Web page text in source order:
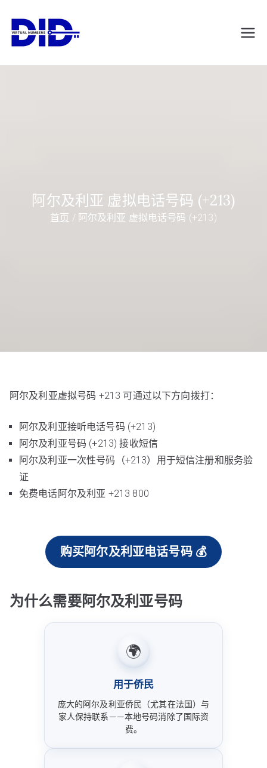
DIDVirtualNumb
阿尔及利亚 虚拟电话号码 (+213)
首页 阿尔及利亚 虚拟电话号码 (+213)
阿尔及利亚虚拟号码 +213 可通过以下方向拨打：
阿尔及利亚接听电话号码 (+213)
阿尔及利亚号码 (+213) 接收短信
阿尔及利亚一次性号码（+213）用于短信注册和服务验
证
免费电话阿尔及利亚 +213 800
购买阿尔及利亚电话号码 💰
为什么需要阿尔及利亚号码
🌍
用于侨民
庞大的阿尔及利亚侨民（尤其在法国）与
家人保持联系——本地号码消除了国际资
费。